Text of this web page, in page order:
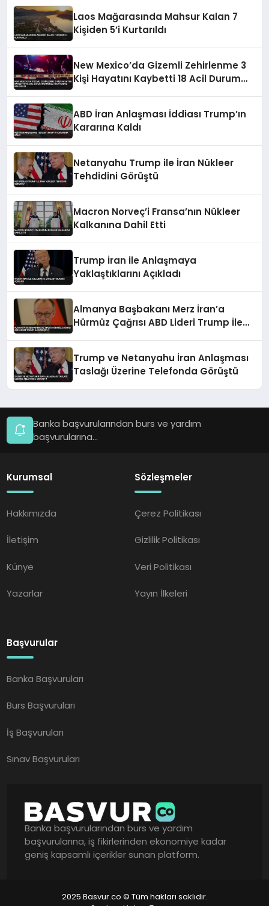
Laos Mağarasında Mahsur Kalan 7
Kişiden 5’i Kurtarıldı
New Mexico’da Gizemli Zehirlenme 3
Kişi Hayatını Kaybetti 18 Acil Durum
ABD İran Anlaşması İddiası Trump’ın
Kararına Kaldı
Netanyahu Trump ile İran Nükleer
Tehdidini Görüştü
Macron Norveç’i Fransa’nın Nükleer
Kalkanına Dahil Etti
Trump İran ile Anlaşmaya
Yaklaştıklarını Açıkladı
Almanya Başbakanı Merz İran’a
Hürmüz Çağrısı ABD Lideri Trump İle
Trump ve Netanyahu İran Anlaşması
Taslağı Üzerine Telefonda Görüştü
Banka başvurularından burs ve yardım
başvurularına...
Kurumsal
Hakkımızda
İletişim
Künye
Yazarlar
Sözleşmeler
Çerez Politikası
Gizlilik Politikası
Veri Politikası
Yayın İlkeleri
Başvurular
Banka Başvuruları
Burs Başvuruları
İş Başvuruları
Sınav Başvuruları
Banka başvurularından burs ve yardım
başvurularına, iş fikirlerinden ekonomiye kadar
geniş kapsamlı içerikler sunan platform.
2025 Basvur.co © Tüm hakları saklıdır.